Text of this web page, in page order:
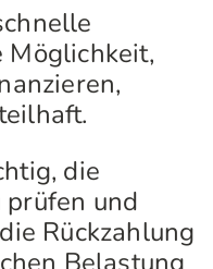
Möglichkeit,
die
prüfen und
Rückzahlung